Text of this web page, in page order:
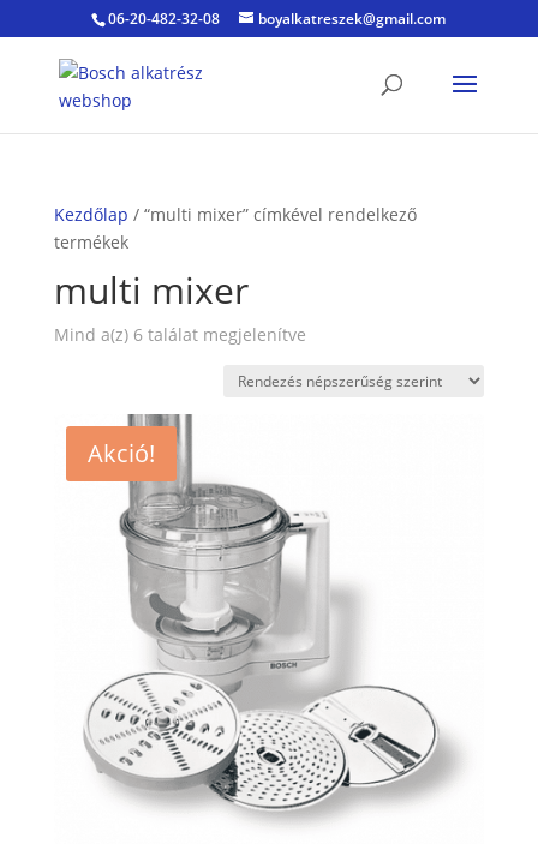
06-20-482-32-08 boyalkatreszek@gmail.com
Kezdőlap / “multi mixer” címkével rendelkező
termékek
multi mixer
Mind a(z) 6 találat megjelenítveSorted
popularity
Akció!